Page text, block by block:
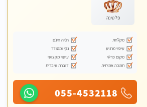
פלטינה
מקלחת
חניה חינם
עיסוי מרגיע
נקי ומסודר
מקום פרטי
עיסוי מקצועי
תמונה אמיתית
דוברת עיברית
055-4532118